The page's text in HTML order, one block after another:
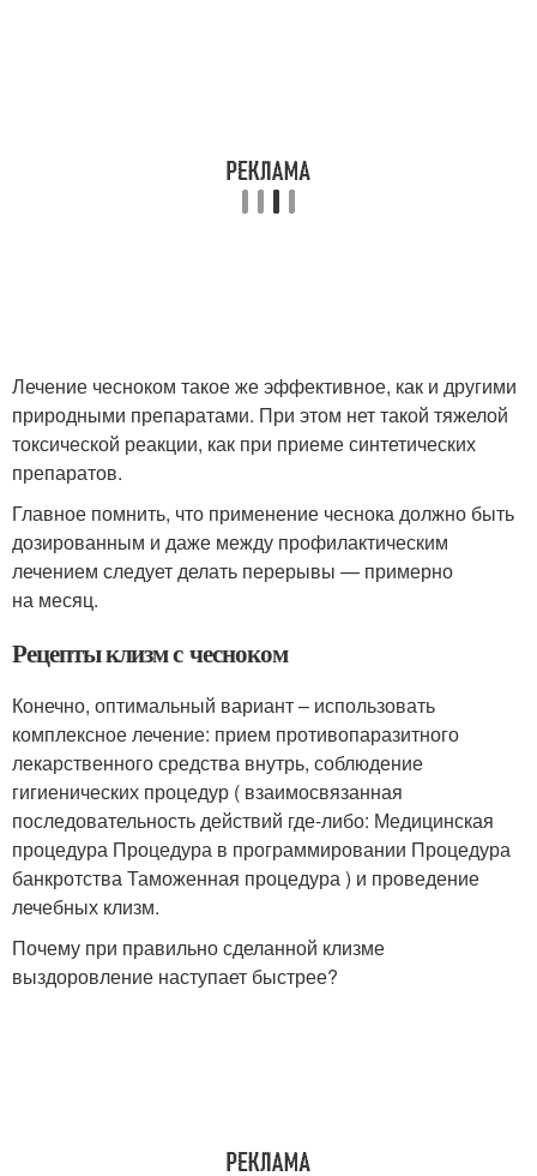
Лечение чесноком такое же эффективное, как и другими
природными препаратами. При этом нет такой тяжелой
токсической реакции, как при приеме синтетических
препаратов.
Главное помнить, что применение чеснока должно быть
дозированным и даже между профилактическим
лечением следует делать перерывы — примерно
на месяц.
Рецепты клизм с чесноком
Конечно, оптимальный вариант – использовать
комплексное лечение: прием противопаразитного
лекарственного средства внутрь, соблюдение
гигиенических процедур ( взаимосвязанная
последовательность действий где-либо: Медицинская
процедура Процедура в программировании Процедура
банкротства Таможенная процедура ) и проведение
лечебных клизм.
Почему при правильно сделанной клизме
выздоровление наступает быстрее?